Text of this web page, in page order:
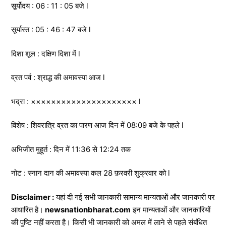
सूर्योदय : 06 : 11 : 05 बजे l
सूर्यास्त : 05 : 46 : 47 बजे l
दिशा शूल : दक्षिण दिशा में l
व्रत पर्व : श्राद्ध की अमावस्या आज l
भद्रा : ××××××××××××××××××××× l
विशेष : शिवरात्रि व्रत का पारण आज दिन में 08:09 बजे के पहले l
अभिजीत मुहूर्त : दिन में 11:36 से 12:24 तक
नोट : स्नान दान की अमावस्या कल 28 फ़रवरी शुक्रवार को l
Disclaimer :यहां दी गई सभी जानकारी सामान्य मान्यताओं और जानकारी पर
आधारित है। newsnationbharat.com इन मान्यताओं और जानकारियों
की पुष्टि नहीं करता है। किसी भी जानकारी को अमल में लाने से पहले संबंधित